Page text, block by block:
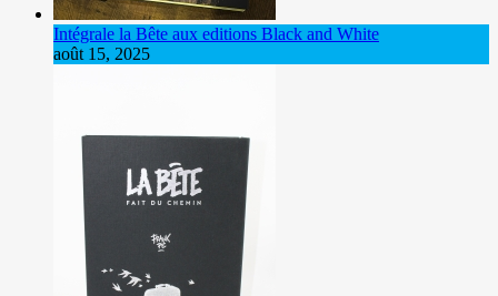
Intégrale la Bête aux editions Black and White
août 15, 2025